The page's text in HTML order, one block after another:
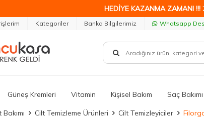
HEDİYE KAZANMA ZAMANI !!!
Kategoriler Banka Bilgilerimiz Whatsapp
Güneş Kremleri Vitamin Kişisel Bakım Saç Bakımı
Bakımı Cilt Temizleme Ürünleri Cilt Temizleyiciler